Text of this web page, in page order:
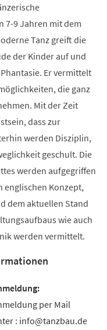
7-9 Jahren mit dem
Tanz greift die
der Kinder auf und
Er vermittelt
die ganz
Mit der Zeit
dass zur
werden Disziplin,
geschult. Die
werden aufgegriffen
Konzept,
dem aktuellen Stand
wie auch
werden vermittelt.
per Mail
: info@tanzbau.de